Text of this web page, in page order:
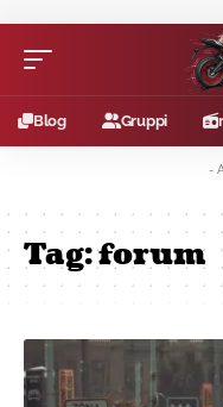
Blog Gruppi
-
Tag:forum